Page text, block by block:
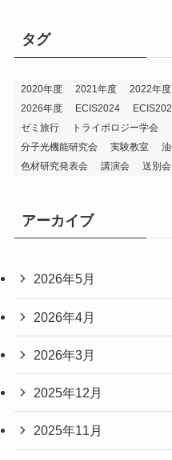
ー
タグ
2020年度 2021年度 2022年度
2026年度
ECIS2024
ゼミ旅行
トライボロジー学会
分子光機能研究会
実験教室
色材研究発表会
講演会 送別会
アーカイブ
2026年5月
2026年4月
2026年3月
2025年12月
2025年11月